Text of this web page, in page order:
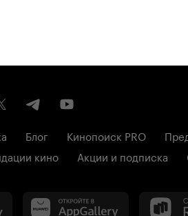
Блог Кинопоиск PRO
кино Акции и подписка